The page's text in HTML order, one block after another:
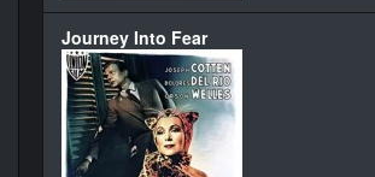
Journey Into Fear